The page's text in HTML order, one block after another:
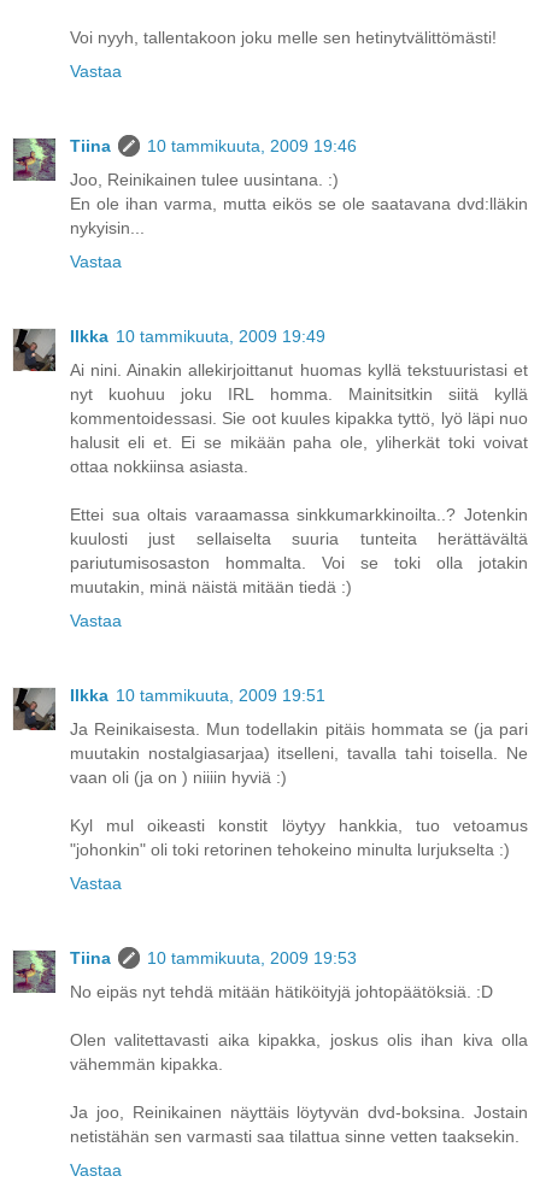
Voi nyyh, tallentakoon joku melle sen hetinytvälittömästi!
Vastaa
Tiina
10 tammikuuta, 2009 19:46
Joo, Reinikainen tulee uusintana. :)
En ole ihan varma, mutta eikös se ole saatavana dvd:lläkin
nykyisin...
Vastaa
Ilkka 10 tammikuuta, 2009 19:49
Ai nini. Ainakin allekirjoittanut huomas kyllä tekstuuristasi et
nyt kuohuu joku IRL homma. Mainitsitkin siitä kyllä
kommentoidessasi. Sie oot kuules kipakka tyttö, lyö läpi nuo
halusit eli et. Ei se mikään paha ole, yliherkät toki voivat
ottaa nokkiinsa asiasta.
Ettei sua oltais varaamassa sinkkumarkkinoilta..? Jotenkin
kuulosti just sellaiselta suuria tunteita herättävältä
pariutumisosaston hommalta. Voi se toki olla jotakin
muutakin, minä näistä mitään tiedä :)
Vastaa
Ilkka 10 tammikuuta, 2009 19:51
Ja Reinikaisesta. Mun todellakin pitäis hommata se (ja pari
muutakin nostalgiasarjaa) itselleni, tavalla tahi toisella. Ne
vaan oli (ja on ) niiiin hyviä :)
Kyl mul oikeasti konstit löytyy hankkia, tuo vetoamus
"johonkin" oli toki retorinen tehokeino minulta lurjukselta :)
Vastaa
Tiina
10 tammikuuta, 2009 19:53
No eipäs nyt tehdä mitään hätiköityjä johtopäätöksiä. :D
Olen valitettavasti aika kipakka, joskus olis ihan kiva olla
vähemmän kipakka.
Ja joo, Reinikainen näyttäis löytyvän dvd-boksina. Jostain
netistähän sen varmasti saa tilattua sinne vetten taaksekin.
Vastaa